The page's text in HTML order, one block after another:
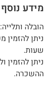
מידע נוסף
הובלה ותלייה:
שעות.
ניתן להזמין
ההשכרה.